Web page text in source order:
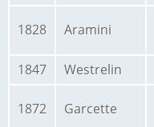
1828 Aramini
1847 Westrelin
1872 Garcette